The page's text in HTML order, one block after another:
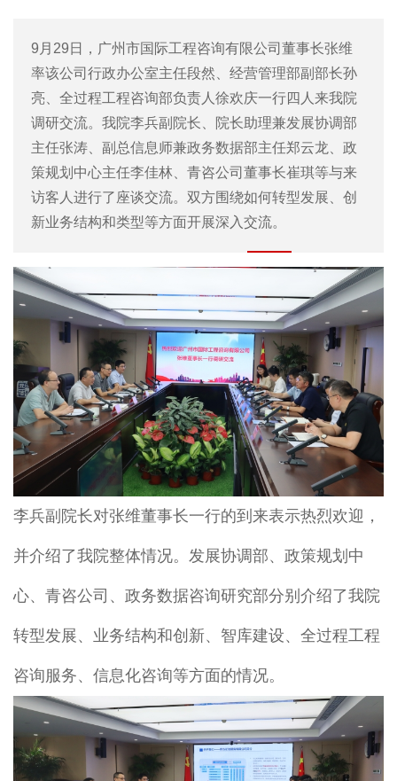
9月29日，广州市国际工程咨询有限公司董事长张维
率该公司行政办公室主任段然、经营管理部副部长孙
亮、全过程工程咨询部负责人徐欢庆一行四人来我院
调研交流。我院李兵副院长、院长助理兼发展协调部
主任张涛、副总信息师兼政务数据部主任郑云龙、政
策规划中心主任李佳林、青咨公司董事长崔琪等与来
访客人进行了座谈交流。双方围绕如何转型发展、创
新业务结构和类型等方面开展深入交流。
李兵副院长对张维董事长一行的到来表示热烈欢迎，
并介绍了我院整体情况。发展协调部、政策规划中
心、青咨公司、政务数据咨询研究部分别介绍了我院
转型发展、业务结构和创新、智库建设、全过程工程
咨询服务、信息化咨询等方面的情况。